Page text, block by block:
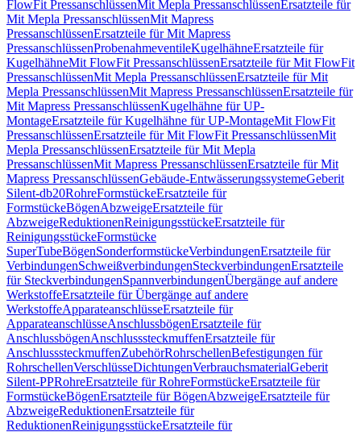
FlowFit PressanschlüssenMit Mepla PressanschlüssenErsatzteile für
Mit Mepla PressanschlüssenMit Mapress
PressanschlüssenErsatzteile für Mit Mapress
PressanschlüssenProbenahmeventileKugelhähneErsatzteile für
KugelhähneMit FlowFit PressanschlüssenErsatzteile für Mit FlowFit
PressanschlüssenMit Mepla PressanschlüssenErsatzteile für Mit
Mepla PressanschlüssenMit Mapress PressanschlüssenErsatzteile für
Mit Mapress PressanschlüssenKugelhähne für UP-
MontageErsatzteile für Kugelhähne für UP-MontageMit FlowFit
PressanschlüssenErsatzteile für Mit FlowFit PressanschlüssenMit
Mepla PressanschlüssenErsatzteile für Mit Mepla
PressanschlüssenMit Mapress PressanschlüssenErsatzteile für Mit
Mapress PressanschlüssenGebäude-EntwässerungssystemeGeberit
Silent-db20RohreFormstückeErsatzteile für
FormstückeBögenAbzweigeErsatzteile für
AbzweigeReduktionenReinigungsstückeErsatzteile für
ReinigungsstückeFormstücke
SuperTubeBögenSonderformstückeVerbindungenErsatzteile für
VerbindungenSchweißverbindungenSteckverbindungenErsatzteile
für SteckverbindungenSpannverbindungenÜbergänge auf andere
WerkstoffeErsatzteile für Übergänge auf andere
WerkstoffeApparateanschlüsseErsatzteile für
ApparateanschlüsseAnschlussbögenErsatzteile für
AnschlussbögenAnschlusssteckmuffenErsatzteile für
AnschlusssteckmuffenZubehörRohrschellenBefestigungen für
RohrschellenVerschlüsseDichtungenVerbrauchsmaterialGeberit
Silent-PPRohreErsatzteile für RohreFormstückeErsatzteile für
FormstückeBögenErsatzteile für BögenAbzweigeErsatzteile für
AbzweigeReduktionenErsatzteile für
ReduktionenReinigungsstückeErsatzteile für